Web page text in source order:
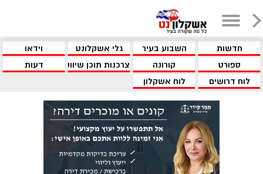
חדשות השבוע בעיר גלי אשקלונט
וידאו
ספורט
קורונה צרכנות תוכן שיווקי
דעות
לוח דרושים
לוח אשקלון